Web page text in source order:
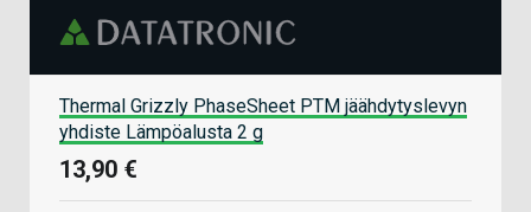
Thermal Grizzly PhaseSheet PTM jäähdytyslevyn
yhdiste Lämpöalusta 2 g
13,90 €